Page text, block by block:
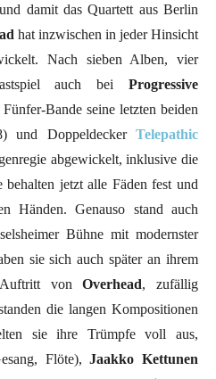
damit das Quartett aus Berlin
hat inzwischen in jeder Hinsicht
Nach sieben Alben, vier
auch bei Progressive
Bande seine letzten beiden
und DoppeldeckerTelepathic
abgewickelt, inklusive die
jetzt alle Fäden fest und
Händen. Genauso stand auch
Bühne mit modernster
sie sich auch später an ihrem
Auftritt vonOverhead, zufällig
die langen Kompositionen
sie ihre Trümpfe voll aus,
Flöte),Jaakko Kettunen